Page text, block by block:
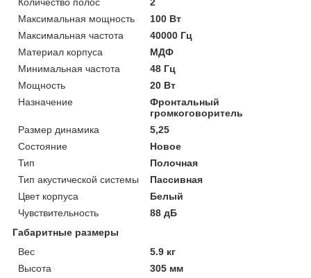
Максимальная мощность
100 Вт
Максимальная частота
40000 Гц
Материал корпуса
МДФ
Минимальная частота
48 Гц
Мощность
20 Вт
Назначение
Фронтальный
громкоговоритель
Размер динамика
5,25
Состояние
Новое
Тип
Полочная
Тип акустической системы
Пассивная
Цвет корпуса
Белый
Чувствительность
88 дБ
Габаритные размеры
Вес
5.9 кг
Высота
305 мм